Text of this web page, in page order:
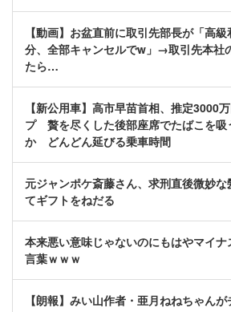
【動画】お盆直前に取引先部長が「高
分、全部キャンセルでw」→取引先本社
たら…
【新公用車】高市早苗首相、推定3000
プ 贅を尽くした後部座席でたばこを吸
か どんどん延びる乗車時間
元ジャンポケ斎藤さん、求刑直後微妙
てギフトをねだる
本来悪い意味じゃないのにもはやマイ
言葉ｗｗｗ
【朗報】みい山作者・亜月ねねちゃん